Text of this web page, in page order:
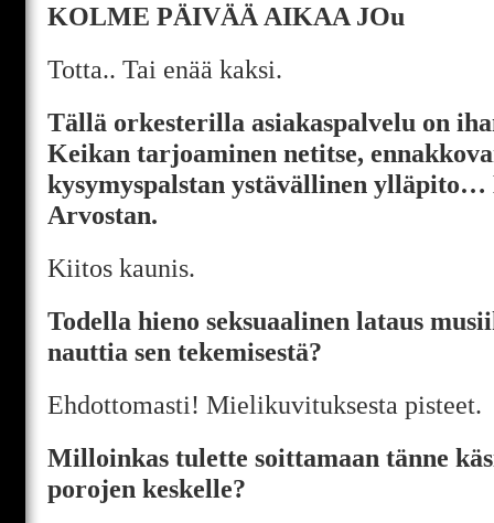
KOLME PÄIVÄÄ AIKAA JOu
Totta.. Tai enää kaksi.
Tällä orkesterilla asiakaspalvelu on
Keikan tarjoaminen netitse,
kysymyspalstan ystävällinen
Arvostan.
Kiitos kaunis.
Todella hieno seksuaalinen lataus
nauttia sen tekemisestä?
Ehdottomasti! Mielikuvituksesta pisteet.
Milloinkas tulette soittamaan tänne
porojen keskelle?